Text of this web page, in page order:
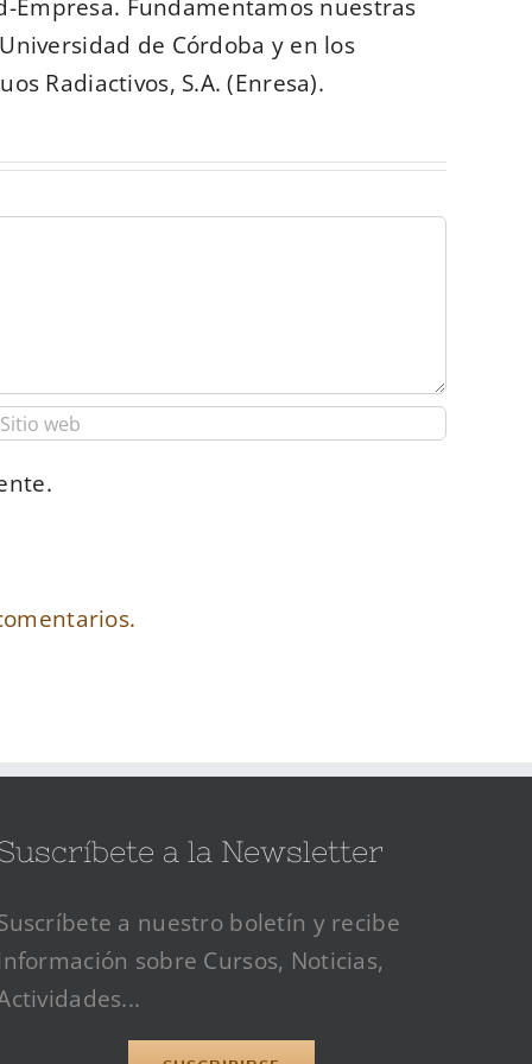
Empresa. Fundamentamos nuestras
de Córdoba y en los
Radiactivos, S.A. (Enresa).
a la Newsletter
a nuestro boletín y recibe
sobre Cursos, Noticias,